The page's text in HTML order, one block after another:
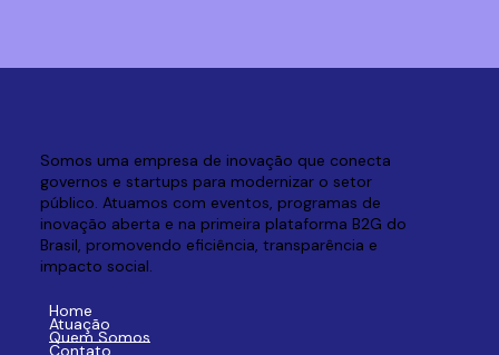
Somos uma empresa de inovação que conecta
governos e startups para modernizar o setor
público. Atuamos com eventos, programas de
inovação aberta e na primeira plataforma B2G do
Brasil, promovendo eficiência, transparência e
impacto social.
Home
Atuação
Quem Somos
Contato